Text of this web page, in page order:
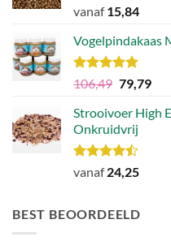
Waardering
uit 5
vanaf15,84
Vogelpindakaas
Waardering
uit 5
106,49
was:
€106,49.
79,79
is:
Strooivoer High
Onkruidvrij
Waardering
uit 5
vanaf24,25
BEST BEOORDEELD